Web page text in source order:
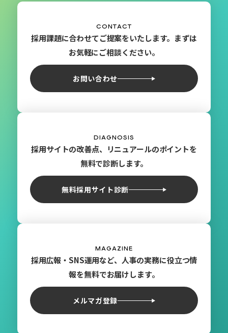
CONTACT
採用課題に合わせてご提案をいたします。まずは
お気軽にご相談ください。
お問い合わせ
DIAGNOSIS
採用サイトの改善点、リニュアールのポイントを
無料で診断します。
無料採用サイト診断
MAGAZINE
採用広報・SNS運用など、人事の実務に役立つ情
報を無料でお届けします。
メルマガ登録